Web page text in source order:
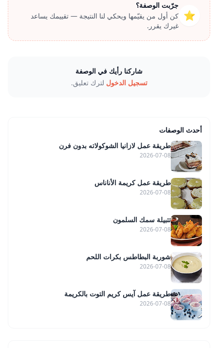
⭐
جرّبت الوصفة؟
كن أول من يقيّمها ويحكي لنا النتيجة — تقييمك يساعد
غيرك يقرر.
شاركنا رأيك في الوصفة
تسجيل الدخول لترك تعليق.
أحدث الوصفات
طريقة عمل لازانيا الشوكولاته بدون فرن
2026-07-08
طريقة عمل كريمة الأناناس
2026-07-08
تتبيلة سمك السلمون
2026-07-08
شوربة البطاطس بكرات اللحم
2026-07-08
طريقة عمل آيس كريم التوت بالكريمة
2026-07-08